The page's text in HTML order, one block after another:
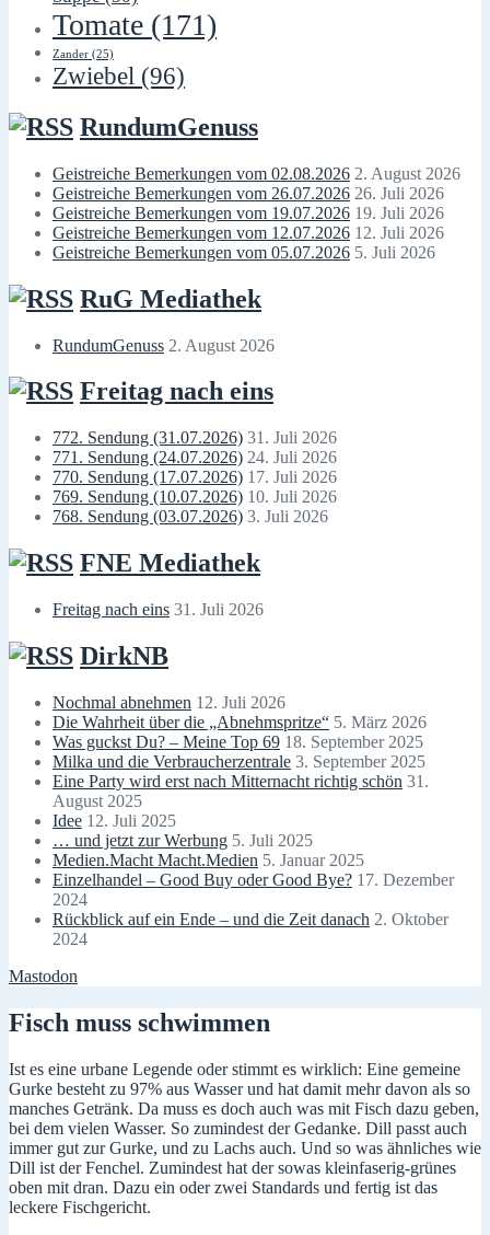
Tomate (171)
Zander (25)
Zwiebel (96)
RundumGenuss
Geistreiche Bemerkungen vom 02.08.2026 2. August 2026
Geistreiche Bemerkungen vom 26.07.2026 26. Juli 2026
Geistreiche Bemerkungen vom 19.07.2026 19. Juli 2026
Geistreiche Bemerkungen vom 12.07.2026 12. Juli 2026
Geistreiche Bemerkungen vom 05.07.2026 5. Juli 2026
RuG Mediathek
RundumGenuss 2. August 2026
Freitag nach eins
772. Sendung (31.07.2026) 31. Juli 2026
771. Sendung (24.07.2026) 24. Juli 2026
770. Sendung (17.07.2026) 17. Juli 2026
769. Sendung (10.07.2026) 10. Juli 2026
768. Sendung (03.07.2026) 3. Juli 2026
FNE Mediathek
Freitag nach eins 31. Juli 2026
DirkNB
Nochmal abnehmen 12. Juli 2026
Die Wahrheit über die „Abnehmspritze“ 5. März 2026
Was guckst Du? – Meine Top 69 18. September 2025
Milka und die Verbraucherzentrale 3. September 2025
Eine Party wird erst nach Mitternacht richtig schön 31.
August 2025
Idee 12. Juli 2025
… und jetzt zur Werbung 5. Juli 2025
Medien.Macht Macht.Medien 5. Januar 2025
Einzelhandel – Good Buy oder Good Bye? 17. Dezember
2024
Rückblick auf ein Ende – und die Zeit danach 2. Oktober
2024
Mastodon
Fisch muss schwimmen
Ist es eine urbane Legende oder stimmt es wirklich: Eine gemeine
Gurke besteht zu 97% aus Wasser und hat damit mehr davon als so
manches Getränk. Da muss es doch auch was mit Fisch dazu geben,
bei dem vielen Wasser. So zumindest der Gedanke. Dill passt auch
immer gut zur Gurke, und zu Lachs auch. Und so was ähnliches wie
Dill ist der Fenchel. Zumindest hat der sowas kleinfaserig-grünes
oben mit dran. Dazu ein oder zwei Standards und fertig ist das
leckere Fischgericht.